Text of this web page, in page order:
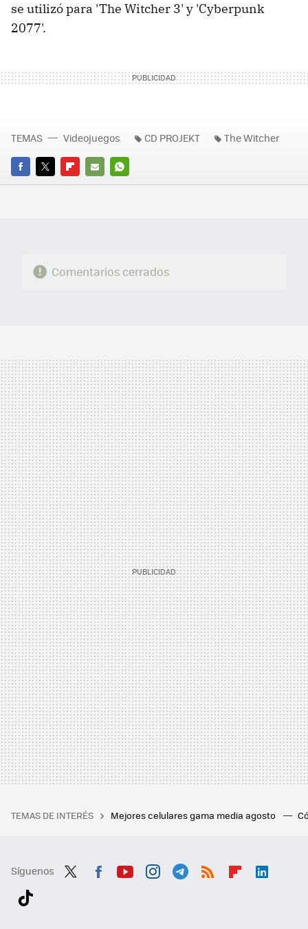
se utilizó para 'The Witcher 3' y 'Cyberpunk
2077'.
FACEBOOK
TWITTERFLIPBOARD
E-
WHATSAPP
TEMAS Videojuegos CD PROJEKT The Witcher
Comentarios cerrados
TEMAS DE INTERÉS Mejores celulares gama media agosto
Síguenos